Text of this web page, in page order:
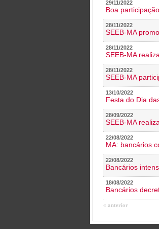
29/11/2022
Boa
28/11/2022
SEEB-MA
28/11/2022
SEEB-MA
28/11/2022
SEEB-MA
13/10/2022
Festa do Dia
28/09/2022
SEEB-MA
22/08/2022
MA: bancários
22/08/2022
Bancários
18/08/2022
Bancários
« anterior